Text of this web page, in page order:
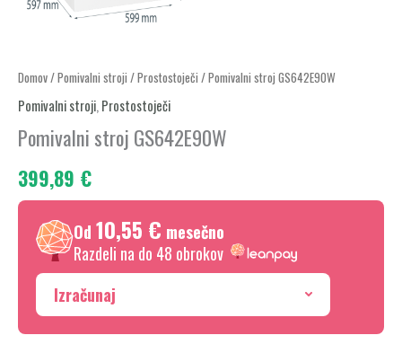
Domov/Pomivalni stroji /Prostostoječi / Pomivalni stroj GS642E90W
Pomivalni stroji,Prostostoječi
Pomivalni stroj GS642E90W
399,89 €
Od 10,55 € mesečno
Razdeli na do 48 obrokov
Izračunaj
Pomivalni
stroj
GS642E90W
količina